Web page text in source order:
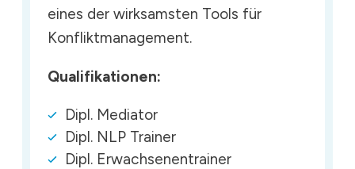
eines der wirksamsten Tools für
Konfliktmanagement.
Qualifikationen:
Dipl. Mediator
Dipl. NLP Trainer
Dipl. Erwachsenentrainer